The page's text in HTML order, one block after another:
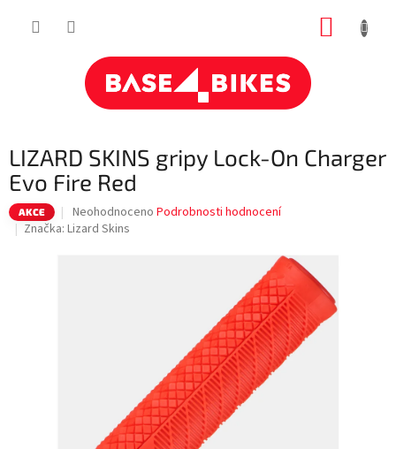
LIZARD SKINS gripy Lock-On Charger
Evo Fire Red
AKCE
Průměrné
hodnocení
Neohodnoceno Podrobnosti hodnocení
Značka: Lizard Skins